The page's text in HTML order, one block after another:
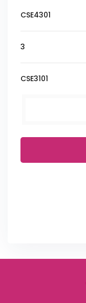
CSE4301
3
CSE3101